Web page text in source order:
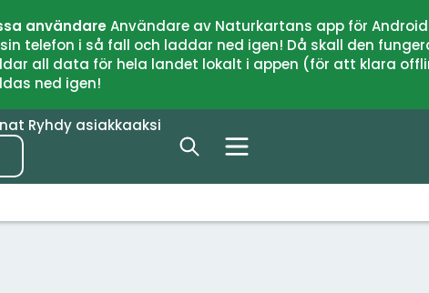
användareAnvändare av Naturkartans app för
telefon i så fall och laddar ned igen! Då skall den
all data för hela landet lokalt i appen (för att klara
ned igen!
Ryhdy asiakkaaksi